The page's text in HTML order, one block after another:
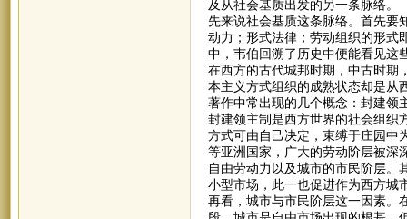
及从社会基质出发的另一条脉络。
先来说社会基质这条脉络。首先要
动力；形式法律；劳动组织的形式
中，韦伯回溯了历史中便能看见这
在西方的古代城邦时期，中古时期
本主义方式组织的成熟状态却是从
著作中常出现的几个概念：封建领
封建领主制是西方世界的社会组织
方式可由自己决定，束缚于庄园中
等亚洲国家，广大的劳动阶层被深
自由劳动力以及城市的市民阶层。
小型市场，此一也促进作为西方城
再看，城市与市民阶层这一因素。